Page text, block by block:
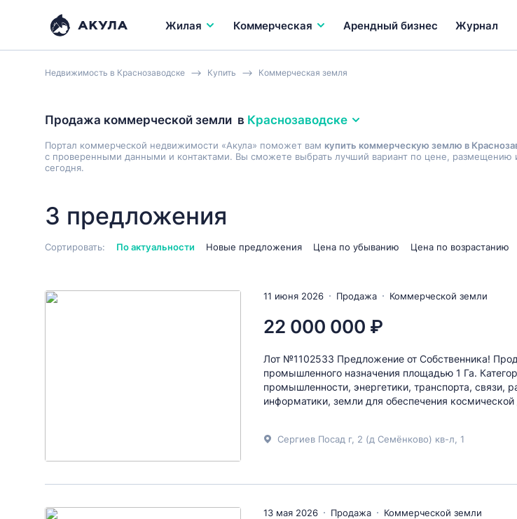
Жилая Коммерческая Арендный бизнес Журнал
Недвижимость в Краснозаводске Купить Коммерческая земля
Продажа коммерческой земли в Краснозаводске
Портал коммерческой недвижимости «Акула» поможет вам купить коммерческую землю в
с проверенными данными и контактами. Вы сможете выбрать лучший вариант по цене,
сегодня.
3 предложения
Сортировать: По актуальности Новые предложения Цена по убыванию Цена по возрастанию
11 июня 2026 Продажа Коммерческой земли
22 000 000 ₽
Лот №1102533 Предложение от Собственника!
промышленного назначения площадью 1 Га.
промышленности, энергетики, транспорта, связи,
информатики, земли для обеспечения космической
Сергиев Посад г, 2 (д Семёнково) кв-л, 1
13 мая 2026 Продажа Коммерческой земли